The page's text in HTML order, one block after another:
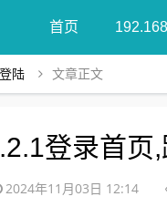
首页
陆 文章正文
登录首
2024年11月03日 12:14